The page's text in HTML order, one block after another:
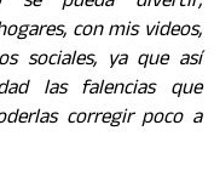
con mis videos,
sociales, ya que así
las falencias que
corregir poco a